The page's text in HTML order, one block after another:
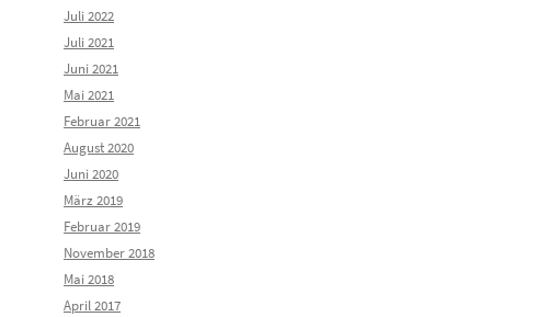
Juli 2022
Juli 2021
Juni 2021
Mai 2021
Februar 2021
August 2020
Juni 2020
März 2019
Februar 2019
November 2018
Mai 2018
April 2017